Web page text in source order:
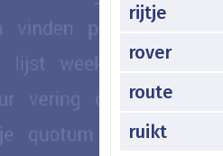
rijtje
rover
route
ruikt